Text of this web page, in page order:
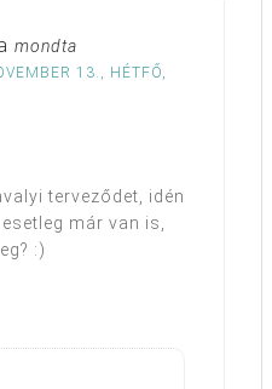
mondta
13., HÉTFŐ,
terveződet, idén
már van is,
:)